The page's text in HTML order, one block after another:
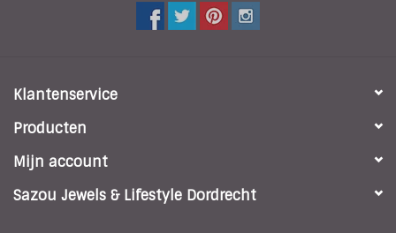
Klantenservice
Producten
Mijn account
Sazou Jewels & Lifestyle Dordrecht